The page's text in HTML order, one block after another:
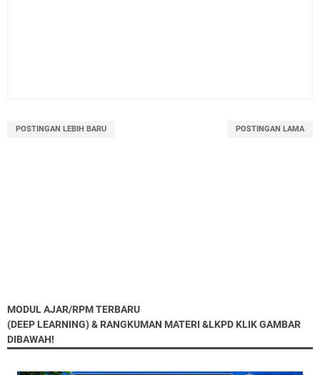
POSTINGAN LEBIH BARU POSTINGAN LAMA
MODUL AJAR/RPM TERBARU
(DEEP LEARNING) & RANGKUMAN MATERI &LKPD KLIK GAMBAR
DIBAWAH!